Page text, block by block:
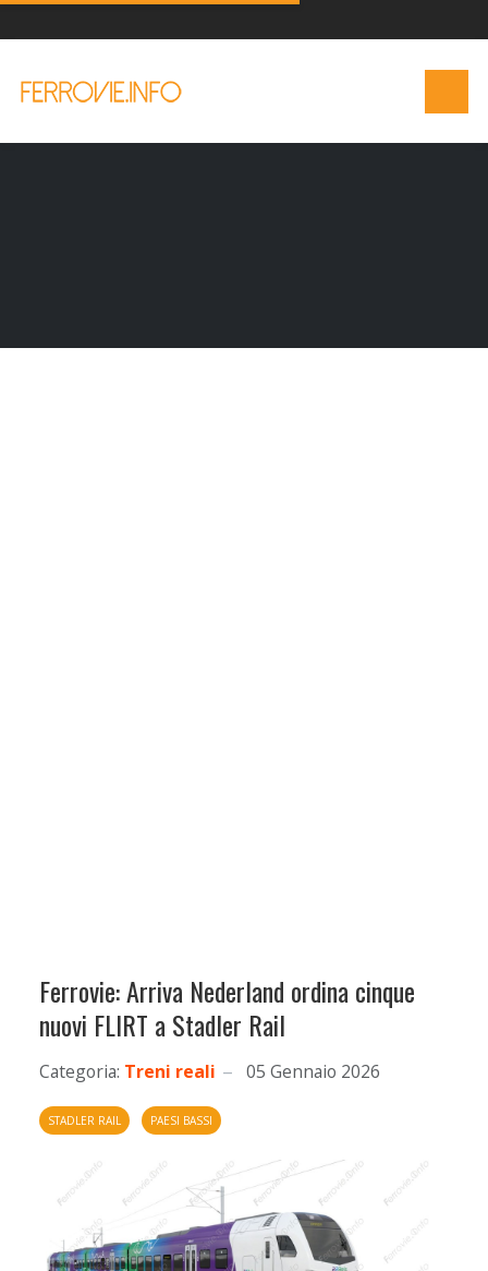
Ferrovie: Arriva Nederland ordina cinque
nuovi FLIRT a Stadler Rail
Categoria: Treni reali 05 Gennaio 2026
STADLER RAIL PAESI BASSI